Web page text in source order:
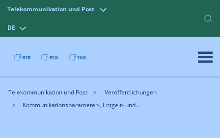
Telekommunikation und Post
DE
Telekommunikation und Post
Veröffentlichungen
Kommunikationsparameter-, Entgelt- und...